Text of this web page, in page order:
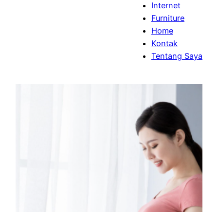
Internet
Furniture
Home
Kontak
Tentang Saya